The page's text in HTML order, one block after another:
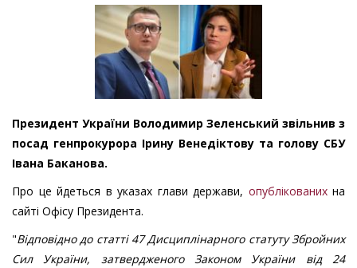
Президент України Володимир Зеленський звільнив з
посад генпрокурора Ірину Венедіктову та голову СБУ
Івана Баканова.
Про це йдеться в указах глави держави, опублікованихна
сайті Офісу Президента.
"Відповідно до статті 47 Дисциплінарного статуту Збройних
Сил України, затвердженого Законом України від 24